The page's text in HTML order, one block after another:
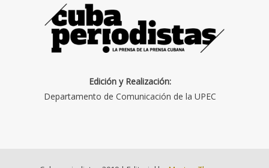
Edición y Realización:
Departamento de Comunicación de la UPEC